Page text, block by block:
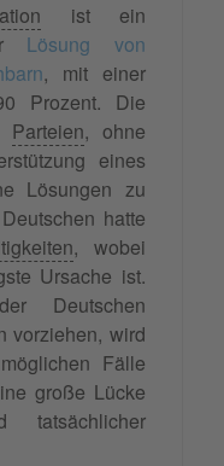
ist ein
Lösung von
, mit einer
Prozent. Die
Parteien, ohne
eines
Lösungen zu
hatte
, wobei
Ursache ist.
Deutschen
vorziehen, wird
Fälle
große Lücke
tatsächlicher